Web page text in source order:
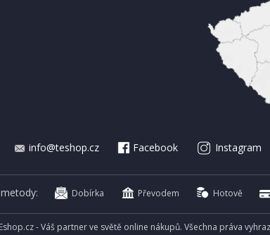
info@teshop.cz Facebook Instagram
Dobírka Převodem Hotově
- Váš partner ve světě online nákupů. Všechna práva